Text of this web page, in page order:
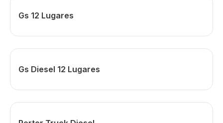
Gs 12 Lugares
Gs Diesel 12 Lugares